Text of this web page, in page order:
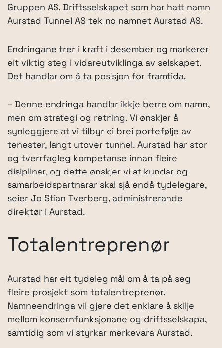
Gruppen AS. Driftsselskapet som har hatt namn
Aurstad Tunnel AS tek no namnet Aurstad AS.
Endringane trer i kraft i desember og markerer
eit viktig steg i vidareutviklinga av selskapet.
Det handlar om å ta posisjon for framtida.
– Denne endringa handlar ikkje berre om namn,
men om strategi og retning. Vi ønskjer å
synleggjere at vi tilbyr ei brei portefølje av
tenester, langt utover tunnel. Aurstad har stor
og tverrfagleg kompetanse innan fleire
disiplinar, og dette ønskjer vi at kundar og
samarbeidspartnarar skal sjå endå tydelegare,
seier Jo Stian Tverberg, administrerande
direktør i Aurstad.
Totalentreprenør
Aurstad har eit tydeleg mål om å ta på seg
fleire prosjekt som totalentreprenør.
Namneendringa vil gjere det enklare å skilje
mellom konsernfunksjonane og driftsselskapa,
samtidig som vi styrkar merkevara Aurstad.